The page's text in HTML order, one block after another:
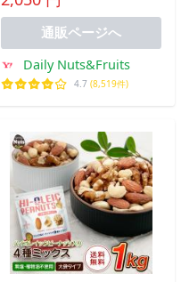
不使用 チャック付き袋
通販ページへ
Daily Nuts&Fruits
4.7 (8,519件)